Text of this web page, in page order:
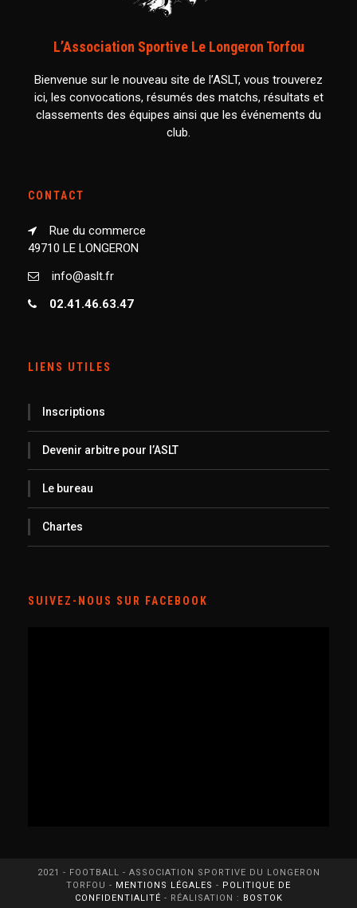
L’Association Sportive Le Longeron Torfou
Bienvenue sur le nouveau site de l’ASLT, vous trouverez
ici, les convocations, résumés des matchs, résultats et
classements des équipes ainsi que les événements du
club.
CONTACT
Rue du commerce
49710 LE LONGERON
info@aslt.fr
02.41.46.63.47
LIENS UTILES
Inscriptions
Devenir arbitre pour l’ASLT
Le bureau
Chartes
SUIVEZ-NOUS SUR FACEBOOK
2021 - FOOTBALL - ASSOCIATION SPORTIVE DU LONGERON
TORFOU - MENTIONS LÉGALES - POLITIQUE DE
CONFIDENTIALITÉ - RÉALISATION : BOSTOK